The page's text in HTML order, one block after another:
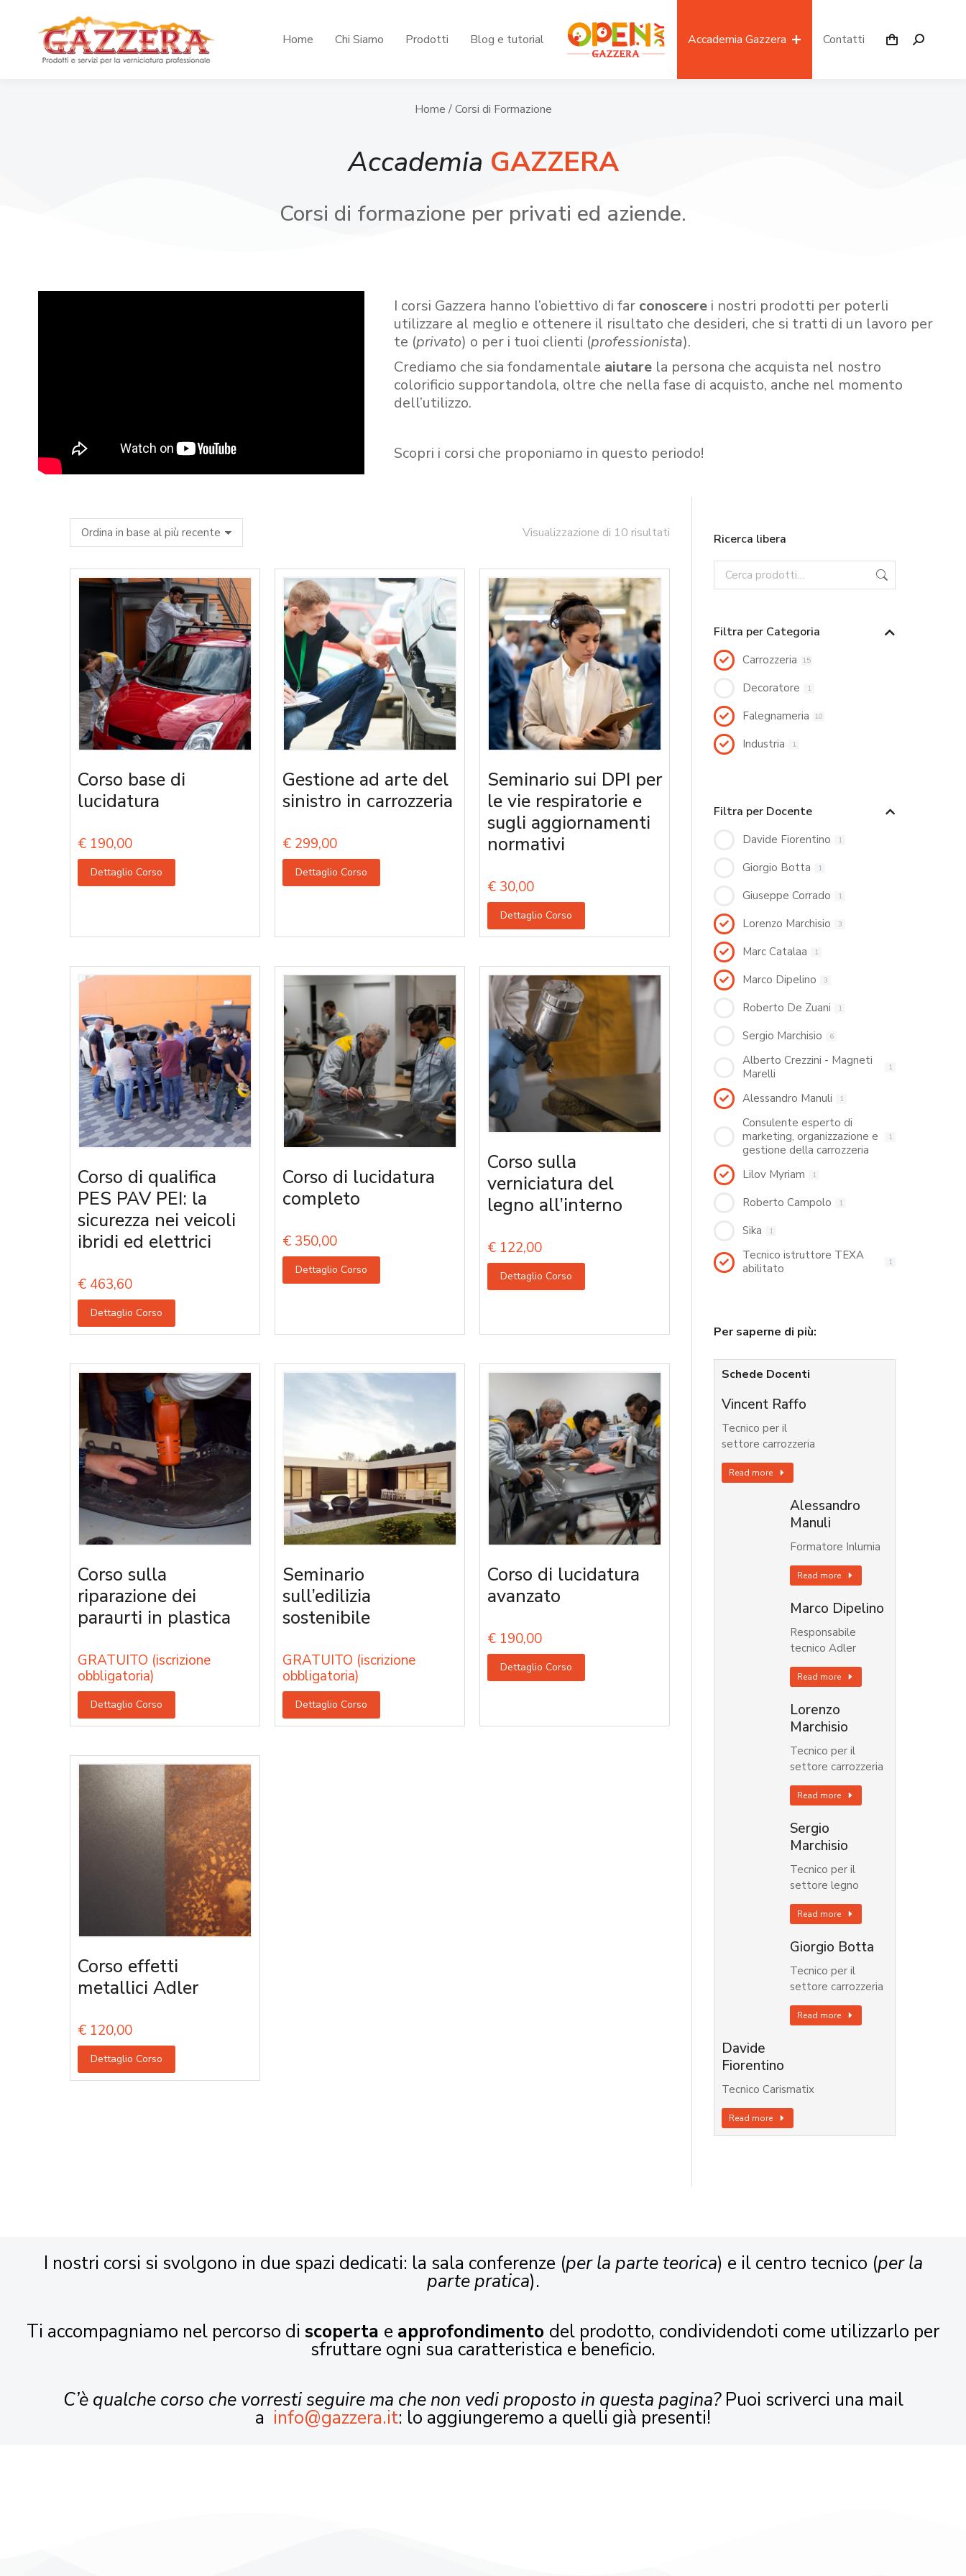
Home Chi Siamo Prodotti Blog e tutorial Accademia Gazzera Contatti
Home / Corsi di Formazione
Accademia GAZZERA
Corsi di formazione per privati ed aziende.
I corsi Gazzera hanno l’obiettivo di far conoscerei nostri prodotti per poterli
utilizzare al meglio e ottenere il risultato che desideri, che si tratti di un lavoro per
te (privato) o per i tuoi clienti (professionista).
Crediamo che sia fondamentale aiutare la persona che acquista nel nostro
colorificio supportandola, oltre che nella fase di acquisto, anche nel momento
dell’utilizzo.
Scopri i corsi che proponiamo in questo periodo!
Visualizzazione di 10 risultati
Corso base di
lucidatura
€ 190,00
Dettaglio Corso
Gestione ad arte del
sinistro in carrozzeria
€ 299,00
Dettaglio Corso
Seminario sui DPI per
le vie respiratorie e
sugli aggiornamenti
normativi
€ 30,00
Dettaglio Corso
Corso di qualifica
PES PAV PEI: la
sicurezza nei veicoli
ibridi ed elettrici
€ 463,60
Dettaglio Corso
Corso di lucidatura
completo
€ 350,00
Dettaglio Corso
Corso sulla
verniciatura del
legno all’interno
€ 122,00
Dettaglio Corso
Corso sulla
riparazione dei
paraurti in plastica
GRATUITO (iscrizione
obbligatoria)
Dettaglio Corso
Seminario
sull’edilizia
sostenibile
GRATUITO (iscrizione
obbligatoria)
Dettaglio Corso
Corso di lucidatura
avanzato
€ 190,00
Dettaglio Corso
Corso effetti
metallici Adler
€ 120,00
Dettaglio Corso
Ricerca libera
Filtra per Categoria
Carrozzeria 15
Decoratore 1
Falegnameria 10
Industria 1
Filtra per Docente
Davide Fiorentino 1
Giorgio Botta 1
Giuseppe Corrado 1
Lorenzo Marchisio 3
Marc Catalaa 1
Marco Dipelino 3
Roberto De Zuani 1
Sergio Marchisio 6
Alberto Crezzini - Magneti
Marelli
1
Alessandro Manuli 1
Consulente esperto di
marketing, organizzazione e
gestione della carrozzeria
1
Lilov Myriam 1
Roberto Campolo 1
Sika 1
Tecnico istruttore TEXA
abilitato
1
Per saperne di più:
Schede Docenti
Vincent Raffo
Tecnico per il
settore carrozzeria
Read more
Alessandro
Manuli
Formatore Inlumia
Read more
Marco Dipelino
Responsabile
tecnico Adler
Read more
Lorenzo
Marchisio
Tecnico per il
settore carrozzeria
Read more
Sergio
Marchisio
Tecnico per il
settore legno
Read more
Giorgio Botta
Tecnico per il
settore carrozzeria
Read more
Davide
Fiorentino
Tecnico Carismatix
Read more
I nostri corsi si svolgono in due spazi dedicati: la sala conferenze (per la parte teorica) e il centro tecnico (per la
parte pratica).
Ti accompagniamo nel percorso di scoperta e approfondimento del prodotto, condividendoti come utilizzarlo per
sfruttare ogni sua caratteristica e beneficio.
C’è qualche corso che vorresti seguire ma che non vedi proposto in questa pagina?Puoi scriverci una mail
a info@gazzera.it: lo aggiungeremo a quelli già presenti!